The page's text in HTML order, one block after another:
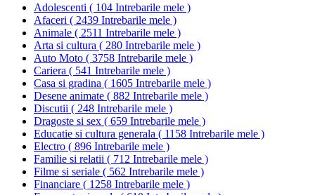
Adolescenti ( 104 Intrebarile mele )
Afaceri ( 2439 Intrebarile mele )
Animale ( 2511 Intrebarile mele )
Arta si cultura ( 280 Intrebarile mele )
Auto Moto ( 3758 Intrebarile mele )
Cariera ( 541 Intrebarile mele )
Casa si gradina ( 1605 Intrebarile mele )
Desene animate ( 882 Intrebarile mele )
Discutii ( 248 Intrebarile mele )
Dragoste si sex ( 659 Intrebarile mele )
Educatie si cultura generala ( 1158 Intrebarile mele )
Electro ( 896 Intrebarile mele )
Familie si relatii ( 712 Intrebarile mele )
Filme si seriale ( 562 Intrebarile mele )
Financiare ( 1258 Intrebarile mele )